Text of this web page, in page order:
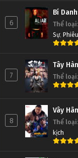
6
Bí
Thể loại:
Sự,
7
Tây
Thể loại:
8
Vây
Thể loại:
kịch